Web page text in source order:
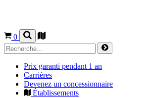
0
Prix garanti pendant 1 an
Carrières
Devenez un concessionnaire
Établissements